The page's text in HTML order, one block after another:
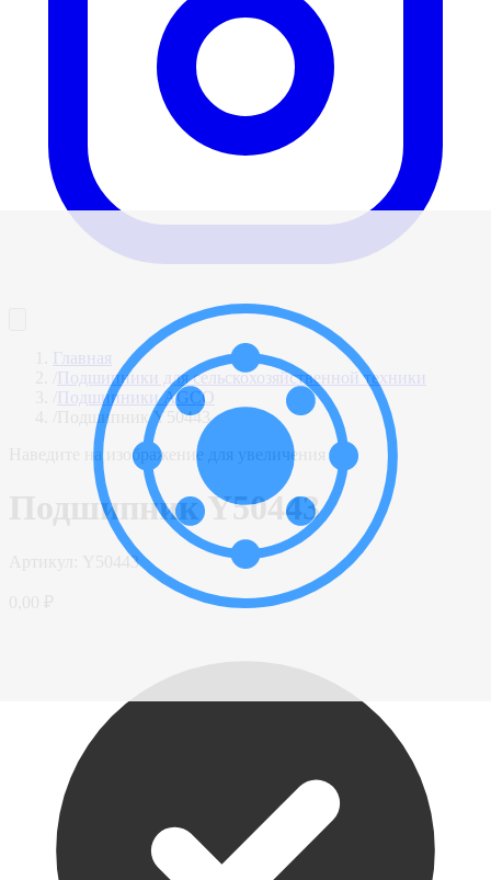
Главная
Подшипники для сельскохозяйственной техники
Подшипники AGCO
Подшипник Y50443
Наведите на изображение для увеличения
Подшипник Y50443
Y50443